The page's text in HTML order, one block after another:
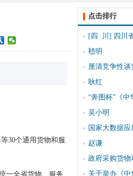
30个通用货物和服
一全省货物、服务
点击排行
[四 川] 四川
嵇明
厘清竞争性
耿红
“奔图杯”《
吴小明
国家大数据
赵谦
政府采购货物
关于举办《